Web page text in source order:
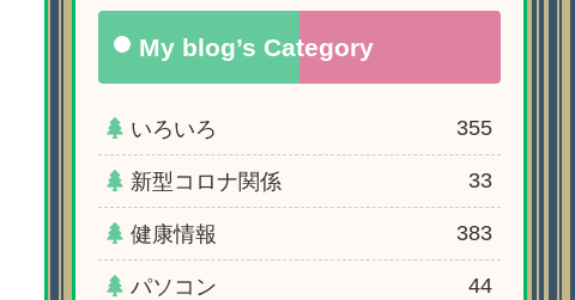
My blog’s Category
いろいろ 355
新型コロナ関係 33
健康情報 383
パソコン 44